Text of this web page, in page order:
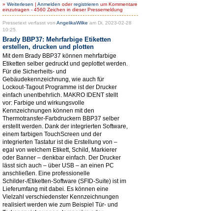
» Weiterlesen | Anmelden oderregistrieren um Kommentare
einzutragen - 4560 Zeichen in dieser Pressemeldung
Pressetext verfasst von AngelikaWilke am Di, 2023-02-28
10:25.
Brady BBP37: Mehrfarbige Etiketten
erstellen, drucken und plotten
Mit dem Brady BBP37 können mehrfarbige
Etiketten selber gedruckt und geplottet werden.
Für die Sicherheits- und
Gebäudekennzeichnung, wie auch für
Lockout-Tagout Programme ist der Drucker
einfach unentbehrlich. MAKRO IDENT stellt
vor: Farbige und wirkungsvolle
Kennzeichnungen können mit den
Thermotransfer-Farbdruckern BBP37 selber
erstellt werden. Dank der integrierten Software,
einem farbigen TouchScreen und der
integrierten Tastatur ist die Erstellung von –
egal von welchem Etikett, Schild, Markierer
oder Banner – denkbar einfach. Der Drucker
lässt sich auch – über USB – an einen PC
anschließen. Eine professionelle
Schilder-/Etiketten-Software (SFID-Suite) ist im
Lieferumfang mit dabei. Es können eine
Vielzahl verschiedenster Kennzeichnungen
realisiert werden wie zum Beispiel Tür- und